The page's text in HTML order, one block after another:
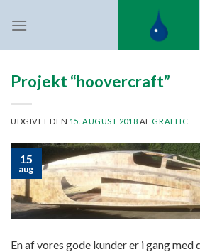
Projekt “hoovercraft”
UDGIVET DEN 15. AUGUST 2018 AF GRAFFIC
15
aug
En af vores gode kunder er i gang